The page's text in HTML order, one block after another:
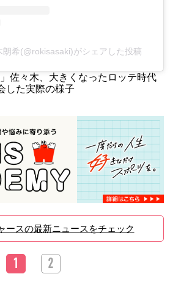
朗希(@rokisasaki)がシェアした投稿
佐々木、大きくなったロッテ時代
した実際の様子
ースの最新ニュースをチェック
1 2